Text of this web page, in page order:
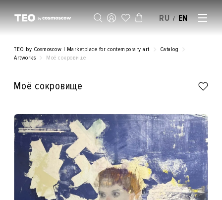
RU / EN
TEO by Cosmoscow | Marketplace for contemporary art
Catalog
Artworks
Моё сокровище
Моё сокровище